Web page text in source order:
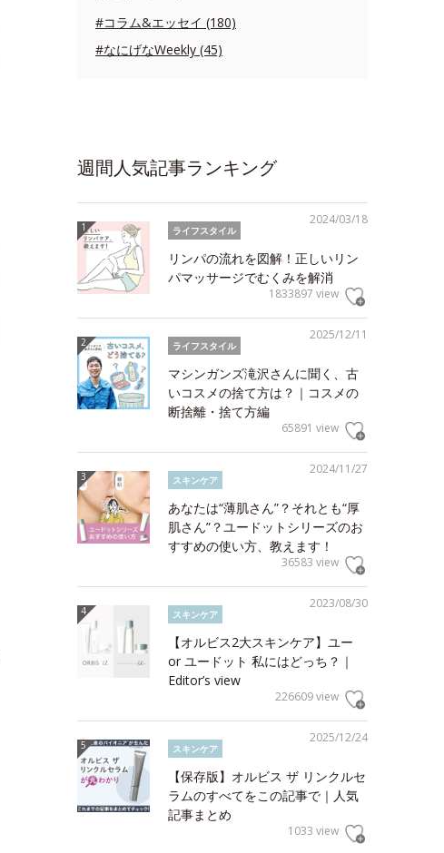
#コラム&エッセイ (180)
#なにげなWeekly (45)
週間人気記事ランキング
2024/03/18
ライフスタイル
リンパの流れを図解！正しいリン
パマッサージでむくみを解消
1833897 view
2025/12/11
ライフスタイル
マシンガンズ滝沢さんに聞く、古
いコスメの捨て方は？｜コスメの
断捨離・捨て方編
65891 view
2024/11/27
スキンケア
あなたは“薄肌さん”？それとも“厚
肌さん”？ユードットシリーズのお
すすめの使い方、教えます！
36583 view
2023/08/30
スキンケア
【オルビス2大スキンケア】ユー
or ユードット 私にはどっち？｜
Editor’s view
226609 view
2025/12/24
スキンケア
【保存版】オルビス ザ リンクルセ
ラムのすべてをこの記事で｜人気
記事まとめ
1033 view